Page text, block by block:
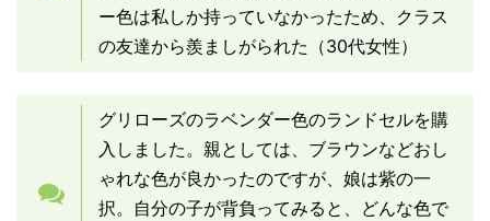
ー色は私しか持っていなかったため、クラス
の友達から羨ましがられた（30代女性）
グリローズのラベンダー色のランドセルを購
入しました。親としては、ブラウンなどおし
ゃれな色が良かったのですが、娘は紫の一
択。自分の子が背負ってみると、どんな色で